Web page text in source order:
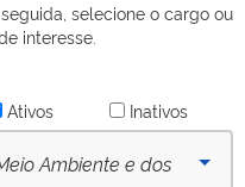
selecione o cargo ou
interesse.
Ativos Inativos
Ambiente e dos